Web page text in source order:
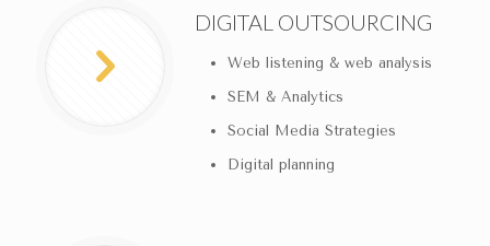
DIGITAL OUTSOURCING
Web listening & web analysis
SEM & Analytics
Social Media Strategies
Digital planning